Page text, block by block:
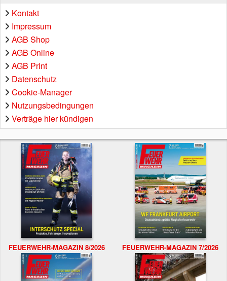
Kontakt
Impressum
AGB Shop
AGB Online
AGB Print
Datenschutz
Cookie-Manager
Nutzungsbedingungen
Verträge hier kündigen
FEUERWEHR-MAGAZIN 8/2026 FEUERWEHR-MAGAZIN 7/2026